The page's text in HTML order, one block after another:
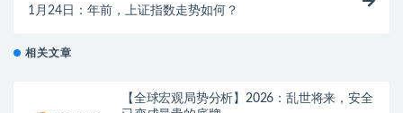
1月24日：年前，上证指数走势如何？
相关文章
【全球宏观局势分析】2026：乱世将来，安全